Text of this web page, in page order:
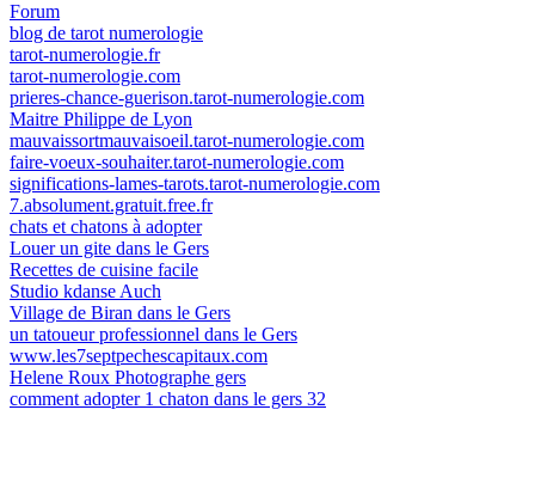
Forum
blog de tarot numerologie
tarot-numerologie.fr
tarot-numerologie.com
prieres-chance-guerison.tarot-numerologie.com
Maitre Philippe de Lyon
mauvaissortmauvaisoeil.tarot-numerologie.com
faire-voeux-souhaiter.tarot-numerologie.com
significations-lames-tarots.tarot-numerologie.com
7.absolument.gratuit.free.fr
chats et chatons à adopter
Louer un gite dans le Gers
Recettes de cuisine facile
Studio kdanse Auch
Village de Biran dans le Gers
un tatoueur professionnel dans le Gers
www.les7septpechescapitaux.com
Helene Roux Photographe gers
comment adopter 1 chaton dans le gers 32